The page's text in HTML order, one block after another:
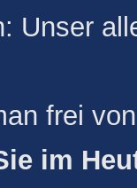
Unser
frei
im